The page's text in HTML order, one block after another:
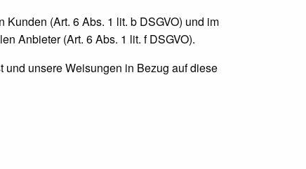
(Art. 6 Abs. 1 lit. b DSGVO) und im
Anbieter (Art. 6 Abs. 1 lit. f DSGVO).
unsere Weisungen in Bezug auf diese